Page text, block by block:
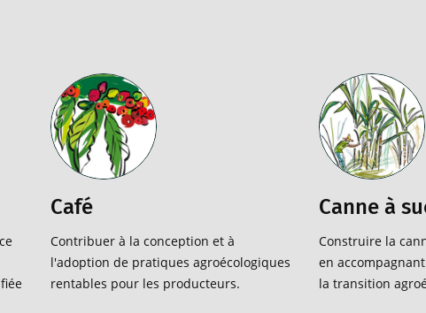
Café
Contribuer à la conception et à
l'adoption de pratiques agroécologiques
rentables pour les producteurs.
Canne à
Construire la
en
la transition